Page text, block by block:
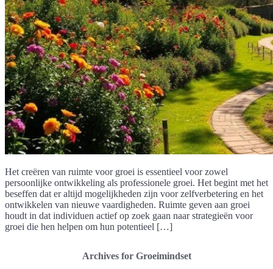
Het creëren van ruimte voor groei is essentieel voor zowel
persoonlijke ontwikkeling als professionele groei. Het begint met het
beseffen dat er altijd mogelijkheden zijn voor zelfverbetering en het
ontwikkelen van nieuwe vaardigheden. Ruimte geven aan groei
houdt in dat individuen actief op zoek gaan naar strategieën voor
groei die hen helpen om hun potentieel […]
Archives for Groeimindset